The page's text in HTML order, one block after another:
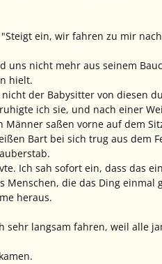
ein, wir fahren zu mir
nicht mehr aus seinem
hielt.
der Babysitter von diesen
ich sie, und nach einer
saßen vorne auf dem
Bart bei sich trug aus dem
Ich sah sofort ein, dass das
die das Ding einmal
heraus.
sehr langsam fahren, weil alle